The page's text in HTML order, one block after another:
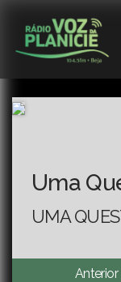
Uma
UMA
Anterior